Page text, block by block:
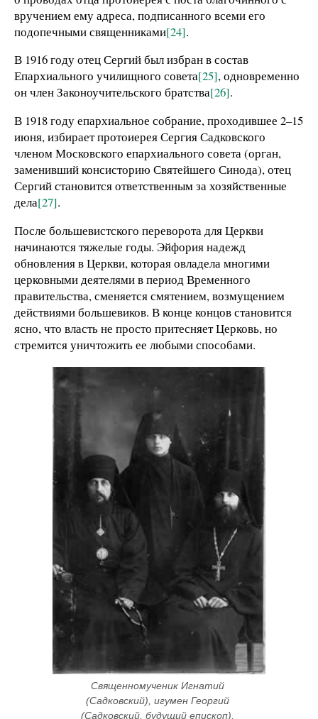
вручением ему адреса, подписанного всеми его
подопечными священниками[24].
В 1916 году отец Сергий был избран в состав
Епархиального училищного совета[25], одновременно
он член Законоучительского братства[26].
В 1918 году епархиальное собрание, проходившее 2–15
июня, избирает протоиерея Сергия Садковского
членом Московского епархиального совета (орган,
заменивший консисторию Святейшего Синода), отец
Сергий становится ответственным за хозяйственные
дела[27].
После большевистского переворота для Церкви
начинаются тяжелые годы. Эйфория надежд
обновления в Церкви, которая овладела многими
церковными деятелями в период Временного
правительства, сменяется смятением, возмущением
действиями большевиков. В конце концов становится
ясно, что власть не просто притесняет Церковь, но
стремится уничтожить ее любыми способами.
Священномученик Игнатий
(Садковский), игумен Георгий
(Садковский, будущий епископ),